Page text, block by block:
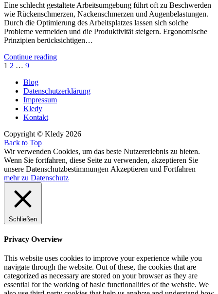
Eine schlecht gestaltete Arbeitsumgebung führt oft zu Beschwerden
wie Rückenschmerzen, Nackenschmerzen und Augenbelastungen.
Durch die Optimierung des Arbeitsplatzes lassen sich solche
Probleme vermeiden und die Produktivität steigern. Ergonomische
Prinzipien berücksichtigen…
Continue reading
Seitennummerierung
der
Beiträge
1 2 … 9
Blog
Datenschutzerklärung
Impressum
Kledy
Kontakt
Copyright © Kledy 2026
Back to Top
Wir verwenden Cookies, um das beste Nutzererlebnis zu bieten.
Wenn Sie fortfahren, diese Seite zu verwenden, akzeptieren Sie
unsere Datenschutzbestimmungen Akzeptieren und Fortfahren
mehr zu Datenschutz
Schließen
Privacy Overview
This website uses cookies to improve your experience while you
navigate through the website. Out of these, the cookies that are
categorized as necessary are stored on your browser as they are
essential for the working of basic functionalities of the website. We